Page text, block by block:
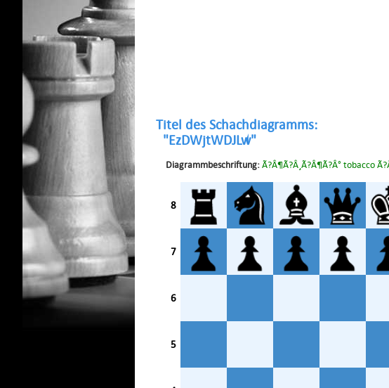
Titel des Schachdiagramms:
"EzDWjtWDJLw"
Diagrammbeschriftung:Ã?Â¶Ã?Â¸Ã?Â¶Ã?Â° tobacco
8
7
6
5